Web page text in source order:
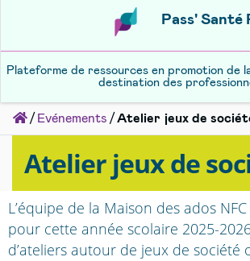
Pass' Santé
Plateforme de ressources en promotion de
destination des
Accueil
Evénements Atelier jeux de
Atelier jeux de
L’équipe de la Maison des ados
pour cette année scolaire 2025-
d’ateliers autour de jeux de société